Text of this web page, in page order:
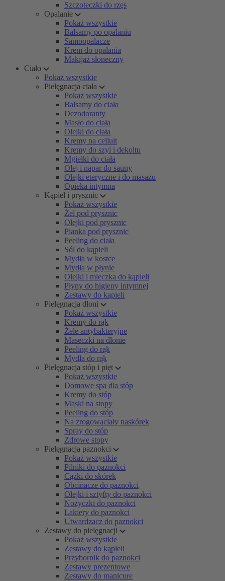
Szczoteczki do rzęs
Opalanie
Pokaż wszystkie
Balsamy po opalaniu
Samoopalacze
Krem do opalania
Makijaż słoneczny
Ciało
Pokaż wszystkie
Pielęgnacja ciała
Pokaż wszystkie
Balsamy do ciała
Dezodoranty
Masło do ciała
Olejki do ciała
Kremy na celluit
Kremy do szyi i dekoltu
Mgiełki do ciała
Olej i napar do sauny
Olejki eteryczne i do masażu
Opieka intymna
Kąpiel i prysznic
Pokaż wszystkie
Żel pod prysznic
Olejki pod prysznic
Pianka pod prysznic
Peeling do ciała
Sól do kąpieli
Mydła w kostce
Mydła w płynie
Olejki i mleczka do kąpieli
Płyny do higieny intymnej
Zestawy do kąpieli
Pielęgnacja dłoni
Pokaż wszystkie
Kremy do rąk
Żele antybakteryjne
Maseczki na dłonie
Peeling do rąk
Mydła do rąk
Pielęgnacja stóp i pięt
Pokaż wszystkie
Domowe spa dla stóp
Kremy do stóp
Maski na stopy
Peeling do stóp
Na zrogowaciały naskórek
Spray do stóp
Zdrowe stopy
Pielęgnacja paznokci
Pokaż wszystkie
Pilniki do paznokci
Cążki do skórek
Obcinacze do paznokci
Olejki i sztyfty do paznokci
Nożyczki do paznokci
Lakiery do paznokci
Utwardzacz do paznokci
Zestawy do pielęgnacji
Pokaż wszystkie
Zestawy do kąpieli
Przybornik do paznokci
Zestawy prezentowe
Zestawy do manicure